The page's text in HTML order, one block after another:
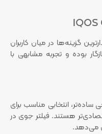
گزینه‌ها در میان کاربران
بوده و تجربه مشابهی با
انتخابی مناسب برای
هستند. فیلتر جوی در
می‌دهد.